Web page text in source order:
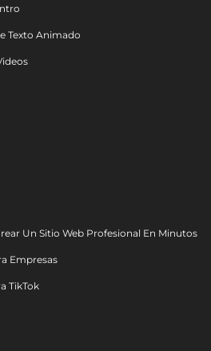
Texto Animado
Un Sitio Web Profesional En Minutos
Empresas
TikTok